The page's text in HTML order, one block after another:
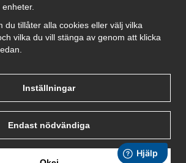
du tillåter alla cookies eller välj vilka
vilka du vill stänga av genom att klicka
Inställningar
Endast nödvändiga